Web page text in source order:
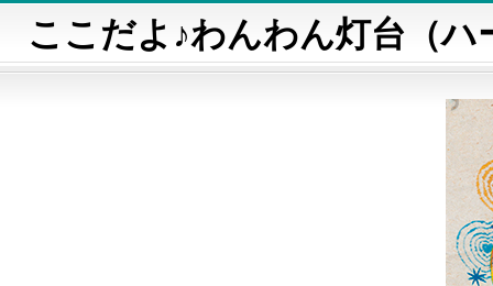
ここだよ♪わんわん灯台（ハ